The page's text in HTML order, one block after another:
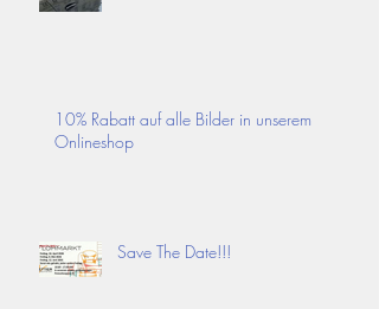
10% Rabatt auf alle Bilder in unserem
Onlineshop
Save The Date!!!